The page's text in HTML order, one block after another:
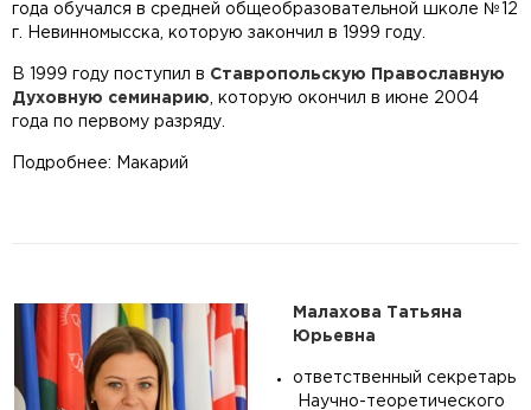
года обучался в средней общеобразовательной школе №12
г. Невинномысска, которую закончил в 1999 году.
В 1999 году поступил в Ставропольскую Православную
Духовную семинарию , которую окончил в июне 2004
года по первому разряду.
Подробнее: Макарий
Малахова Татьяна
Юрьевна
ответственный секретарь
Научно-теоретического